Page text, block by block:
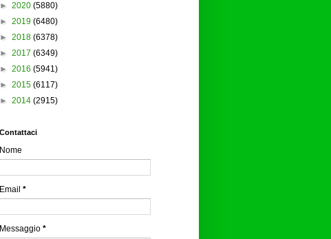
► 2020 (5880)
► 2019 (6480)
► 2018 (6378)
► 2017 (6349)
► 2016 (5941)
► 2015 (6117)
► 2014 (2915)
Contattaci
Nome
Email *
Messaggio *